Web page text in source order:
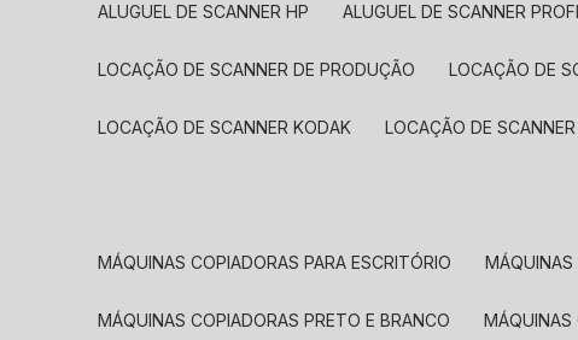
ALUGUEL DE SCANNER HP ALUGUEL DE SCANNER
LOCAÇÃO DE SCANNER DE PRODUÇÃO LOCAÇÃO DE
LOCAÇÃO DE SCANNER KODAK LOCAÇÃO DE SCANNER
MÁQUINAS COPIADORAS PARA ESCRITÓRIO
MÁQUINAS COPIADORAS PRETO E BRANCO